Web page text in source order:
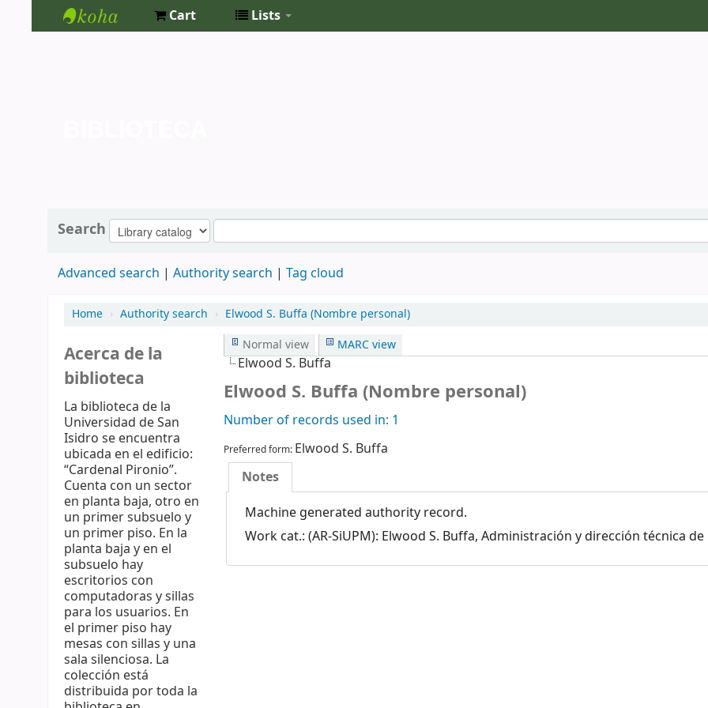
Cart Lists
Search
Advanced search Authority search Tag cloud
Home › Authority search › Elwood S. Buffa (Nombre personal)
Acerca de la
biblioteca
La biblioteca de la
Universidad de San
Isidro se encuentra
ubicada en el edificio:
“Cardenal Pironio”.
Cuenta con un sector
en planta baja, otro en
un primer subsuelo y
un primer piso. En la
planta baja y en el
subsuelo hay
escritorios con
computadoras y sillas
para los usuarios. En
el primer piso hay
mesas con sillas y una
sala silenciosa. La
colección está
distribuida por toda la
Normal view MARC view
Elwood S. Buffa
Elwood S. Buffa (Nombre personal)
Number of records used in: 1
Preferred form: Elwood S. Buffa
Notes
Machine generated authority record.
Work cat.: (AR-SiUPM): Elwood S. Buffa, Administración y dirección técnica